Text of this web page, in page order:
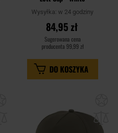
Wysyłka: w 24 godziny
84,95 zł
Sugerowana cena
producenta 99,99 zł
DO KOSZYKA
schowka